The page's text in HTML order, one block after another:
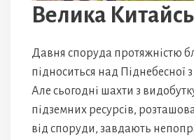
Велика
Давня споруда протяжністю
підноситься над Піднебесної з
Але сьогодні шахти з
підземних ресурсів,
від споруди, завдають